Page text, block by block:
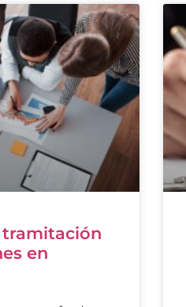
tramitación
en